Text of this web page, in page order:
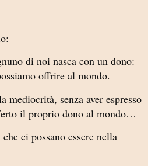
di noi nasca con un dono:
offrire al mondo.
senza aver espresso
il proprio dono al mondo…
ci possano essere nella